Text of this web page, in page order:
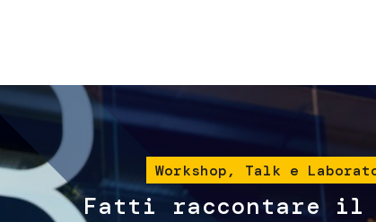
Immagine
Workshop, Talk e
Fatti raccontare il